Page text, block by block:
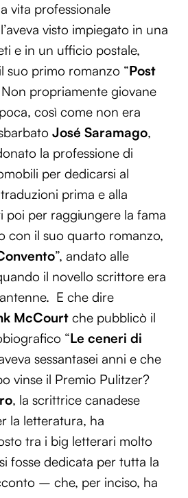
vita professionale
visto impiegato in una
e in un ufficio postale,
suo primo romanzo “Post
Non propriamente giovane
così come non era
José Saramago,
la professione di
per dedicarsi al
prima e alla
poi per raggiungere la fama
con il suo quarto romanzo,
”, andato alle
il novello scrittore era
E che dire
McCourt che pubblicò il
“Le ceneri di
sessantasei anni e che
vinse il Premio Pulitzer?
, la scrittrice canadese
la letteratura, ha
tra i big letterari molto
fosse dedicata per tutta la
– che, per inciso, ha